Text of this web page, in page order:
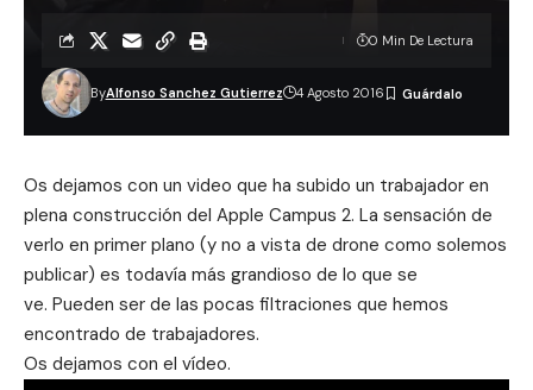
ByAlfonso Sanchez Gutierrez 4 Agosto 2016
0 Min De Lectura
Os dejamos con un video que ha subido un trabajador en
plena construcción del Apple Campus 2. La sensación de
verlo en primer plano (y no a vista de drone como solemos
publicar) es todavía más grandioso de lo que se
ve. Pueden ser de las pocas filtraciones que hemos
encontrado de trabajadores.
Os dejamos con el vídeo.